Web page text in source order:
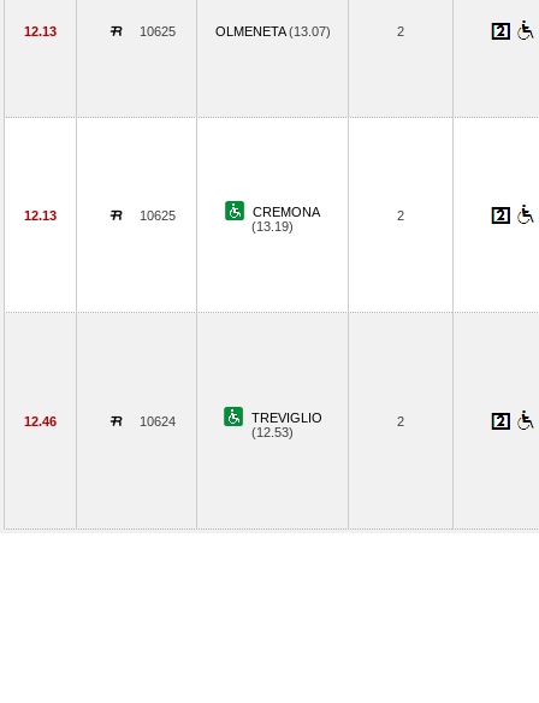
12.13 10625 OLMENETA(13.07) 2
12.13 10625
CREMONA
(13.19)
2
12.46 10624
TREVIGLIO
(12.53)
2